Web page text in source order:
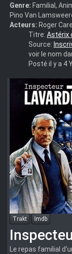
Genre: Familial,
Pino Van
Acteurs: Roger
TSuNaMi
Titre: Astérix
Source:
voir le nom
Posté il y a 4
Trakt Imdb
Le repas familial